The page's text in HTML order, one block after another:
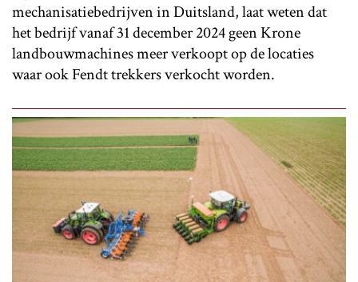
mechanisatiebedrijven in Duitsland, laat weten dat
het bedrijf vanaf 31 december 2024 geen Krone
landbouwmachines meer verkoopt op de locaties
waar ook Fendt trekkers verkocht worden.